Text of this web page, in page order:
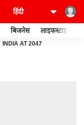
बिजनेस लाइफस्टाइल
INDIA AT 2047